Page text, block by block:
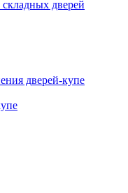
дверей
дверей-купе